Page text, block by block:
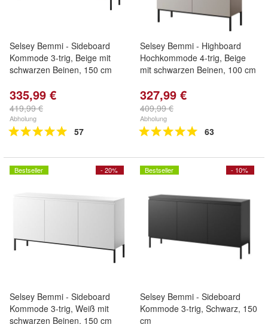
Selsey Bemmi - Sideboard
Kommode 3-trig, Beige mit
schwarzen Beinen, 150 cm
335,99 €
419,99 €
Abholung
57
Selsey Bemmi - Highboard
Hochkommode 4-trig, Beige
mit schwarzen Beinen, 100 cm
327,99 €
409,99 €
Abholung
63
- 20%
Bestseller
Selsey Bemmi - Sideboard
Kommode 3-trig, Weiß mit
schwarzen Beinen, 150 cm
- 10%
Bestseller
Selsey Bemmi - Sideboard
Kommode 3-trig, Schwarz, 150
cm